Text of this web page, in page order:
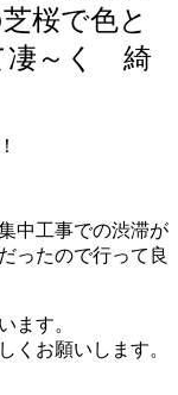
桜で色と
凄～く 綺
中工事での渋滞が
ったので行って良
ます。
くお願いします。